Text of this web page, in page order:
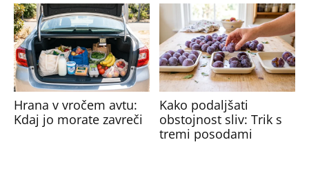
Hrana v vročem avtu:
Kdaj jo morate zavreči
Kako podaljšati
obstojnost sliv: Trik s
tremi posodami